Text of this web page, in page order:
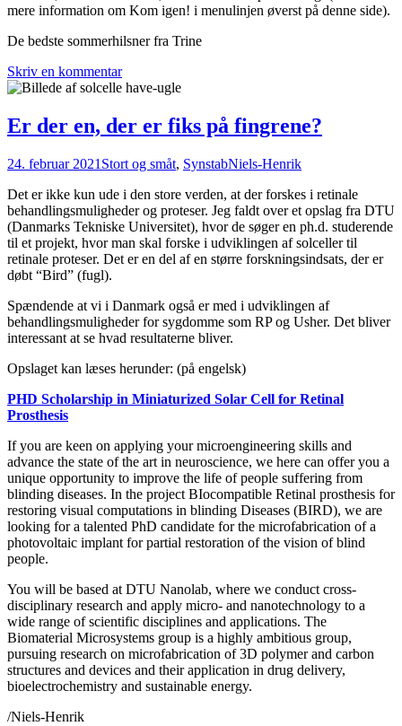
mere information om Kom igen! i menulinjen øverst på denne side).
De bedste sommerhilsner fra Trine
Skriv en kommentar
Er der en, der er fiks på fingrene?
24. februar 2021 Stort og småt, SynstabNiels-Henrik
Det er ikke kun ude i den store verden, at der forskes i retinale
behandlingsmuligheder og proteser. Jeg faldt over et opslag fra DTU
(Danmarks Tekniske Universitet), hvor de søger en ph.d. studerende
til et projekt, hvor man skal forske i udviklingen af solceller til
retinale proteser. Det er en del af en større forskningsindsats, der er
døbt “Bird” (fugl).
Spændende at vi i Danmark også er med i udviklingen af
behandlingsmuligheder for sygdomme som RP og Usher. Det bliver
interessant at se hvad resultaterne bliver.
Opslaget kan læses herunder: (på engelsk)
PHD Scholarship in Miniaturized Solar Cell for Retinal
Prosthesis
If you are keen on applying your microengineering skills and
advance the state of the art in neuroscience, we here can offer you a
unique opportunity to improve the life of people suffering from
blinding diseases. In the project BIocompatible Retinal prosthesis for
restoring visual computations in blinding Diseases (BIRD), we are
looking for a talented PhD candidate for the microfabrication of a
photovoltaic implant for partial restoration of the vision of blind
people.
You will be based at DTU Nanolab, where we conduct cross-
disciplinary research and apply micro- and nanotechnology to a
wide range of scientific disciplines and applications. The
Biomaterial Microsystems group is a highly ambitious group,
pursuing research on microfabrication of 3D polymer and carbon
structures and devices and their application in drug delivery,
bioelectrochemistry and sustainable energy.
/Niels-Henrik